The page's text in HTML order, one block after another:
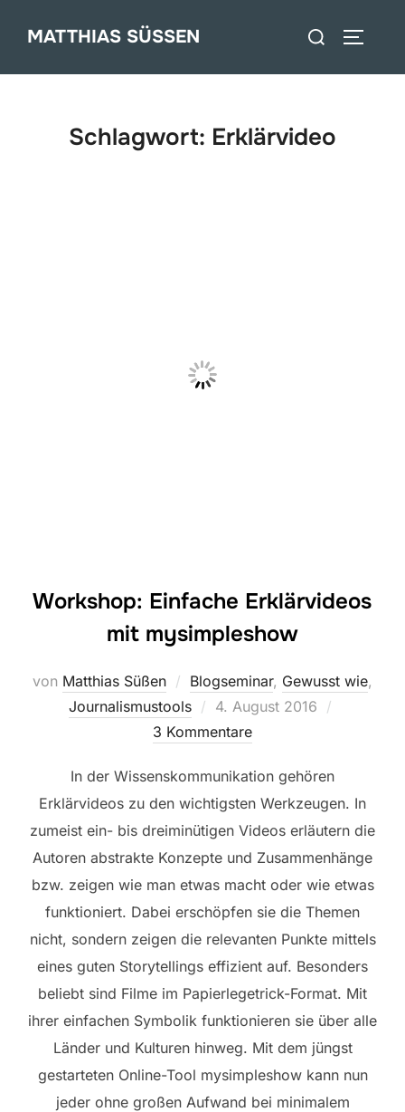
InhaltMATTHIAS SÜSSEN
Suchen
Schlagwort: Erklärvideo
Workshop: Einfache Erklärvideos
mit mysimpleshow
von Matthias Süßen Blogseminar, Gewusst wie,
Journalismustools
Veröffentlicht
am
4. August 2016
3 Kommentare
In der Wissenskommunikation gehören
Erklärvideos zu den wichtigsten Werkzeugen. In
zumeist ein- bis dreiminütigen Videos erläutern die
Autoren abstrakte Konzepte und Zusammenhänge
bzw. zeigen wie man etwas macht oder wie etwas
funktioniert. Dabei erschöpfen sie die Themen
nicht, sondern zeigen die relevanten Punkte mittels
eines guten Storytellings effizient auf. Besonders
beliebt sind Filme im Papierlegetrick-Format. Mit
ihrer einfachen Symbolik funktionieren sie über alle
Länder und Kulturen hinweg. Mit dem jüngst
gestarteten Online-Tool mysimpleshow kann nun
jeder ohne großen Aufwand bei minimalem